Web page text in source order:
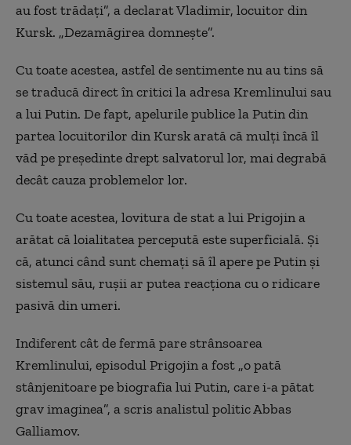
au fost trădați”, a declarat Vladimir, locuitor din
Kursk. „Dezamăgirea domnește”.
Cu toate acestea, astfel de sentimente nu au tins să
se traducă direct în critici la adresa Kremlinului sau
a lui Putin. De fapt, apelurile publice la Putin din
partea locuitorilor din Kursk arată că mulți încă îl
văd pe președinte drept salvatorul lor, mai degrabă
decât cauza problemelor lor.
Cu toate acestea, lovitura de stat a lui Prigojin a
arătat că loialitatea percepută este superficială. Și
că, atunci când sunt chemați să îl apere pe Putin și
sistemul său, rușii ar putea reacționa cu o ridicare
pasivă din umeri.
Indiferent cât de fermă pare strânsoarea
Kremlinului, episodul Prigojin a fost „o pată
stânjenitoare pe biografia lui Putin, care i-a pătat
grav imaginea”, a scris analistul politic Abbas
Galliamov.